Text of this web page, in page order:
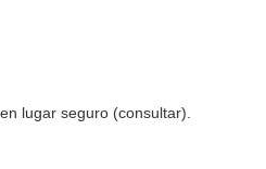
lugar seguro (consultar).